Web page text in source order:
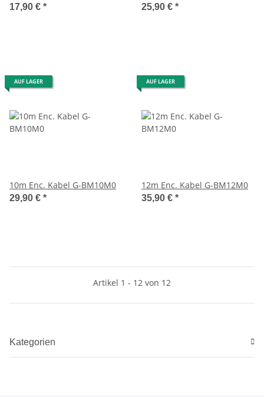
17,90 € * 25,90 € *
AUF LAGER
10m Enc. Kabel G-BM10M0
29,90 € *
AUF LAGER
12m Enc. Kabel G-BM12M0
35,90 € *
Artikel 1 - 12 von 12
Kategorien